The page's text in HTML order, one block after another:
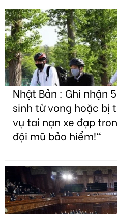
Nhật Bản : Ghi nhận
sinh tử vong hoặc bị
vụ tai nạn xe đạp
đội mũ bảo hiểm!"